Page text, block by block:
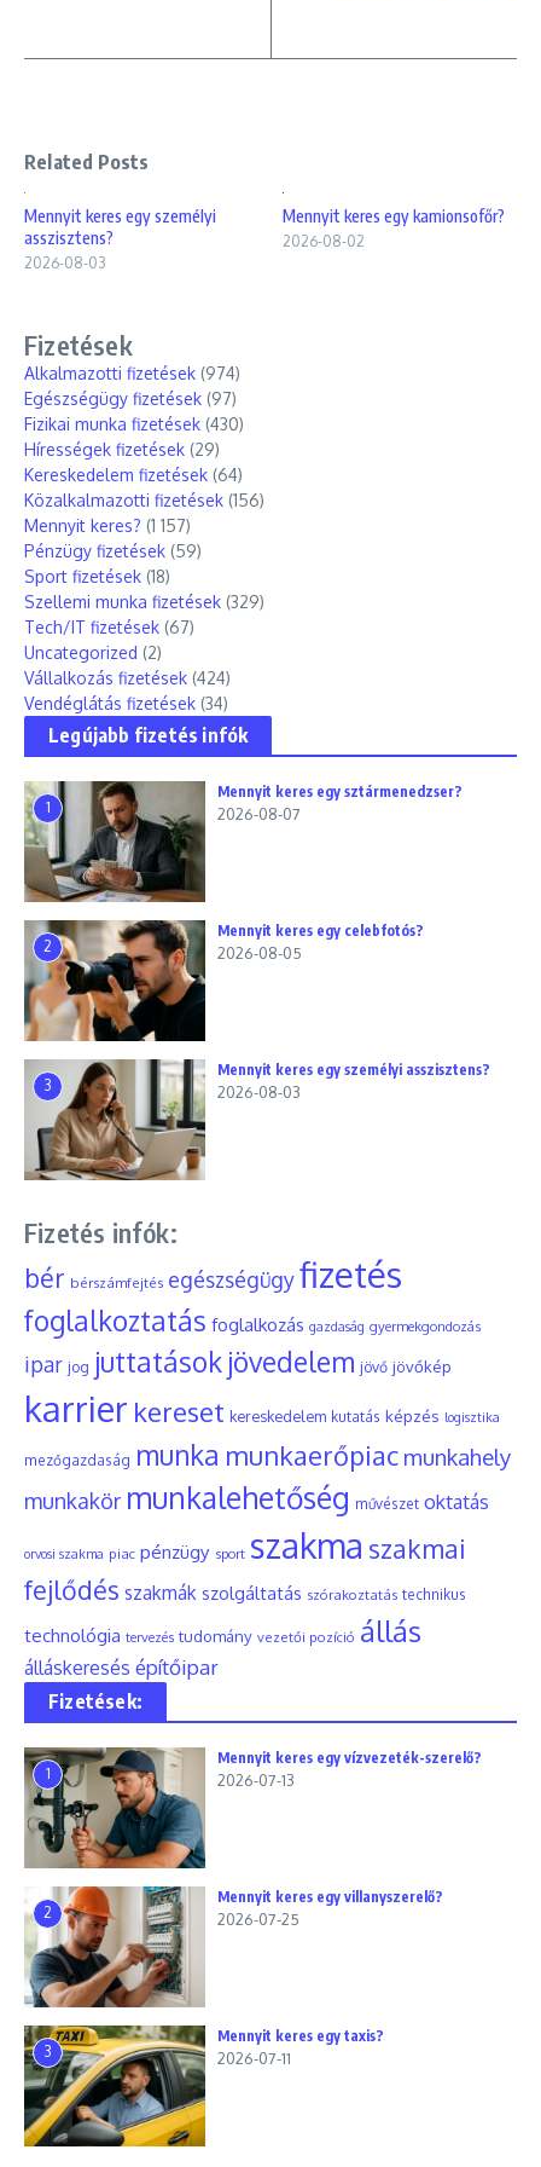
Related Posts
Mennyit keres egy személyi
asszisztens?
2026-08-03
Mennyit keres egy kamionsofőr?
2026-08-02
Fizetések
Alkalmazotti fizetések (974)
Egészségügy fizetések (97)
Fizikai munka fizetések (430)
Hírességek fizetések (29)
Kereskedelem fizetések (64)
Közalkalmazotti fizetések (156)
Mennyit keres? (1 157)
Pénzügy fizetések (59)
Sport fizetések (18)
Szellemi munka fizetések (329)
Tech/IT fizetések (67)
Uncategorized (2)
Vállalkozás fizetések (424)
Vendéglátás fizetések (34)
Legújabb fizetés infók
1
Mennyit keres egy sztármenedzser?
2026-08-07
2
Mennyit keres egy celebfotós?
2026-08-05
3
Mennyit keres egy személyi asszisztens?
2026-08-03
Fizetés infók:
bér bérszámfejtés egészségügyfizetés
foglalkoztatás foglalkozás gazdaság gyermekgondozás
ipar jog juttatások jövedelem jövő jövőkép
karrier kereset kereskedelem kutatás képzés logisztika
mezőgazdaság munka munkaerőpiac munkahely
munkakör munkalehetőség művészet oktatás
orvosi szakma piac pénzügy sport szakma szakmai
fejlődés szakmák szolgáltatás szórakoztatás technikus
technológia tervezés tudomány vezetői pozíció állás
álláskeresés építőipar
Fizetések:
1
Mennyit keres egy vízvezeték-szerelő?
2026-07-13
2
Mennyit keres egy villanyszerelő?
2026-07-25
3
Mennyit keres egy taxis?
2026-07-11